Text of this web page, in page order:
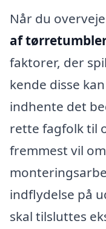
Når du
af
faktorer, der
kende disse
indhente det
rette fagfolk til
fremmest vil
indflydelse på
skal tilsluttes